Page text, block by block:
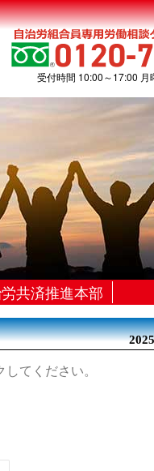
受付時間 10:00～17:00 月
共済推進本部
てください。